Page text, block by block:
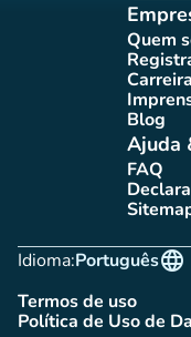
Quem
Blog
Ajuda
FAQ(novo
Idioma:
language
Português
Termos de uso
(novo
Política de Uso de
(novo